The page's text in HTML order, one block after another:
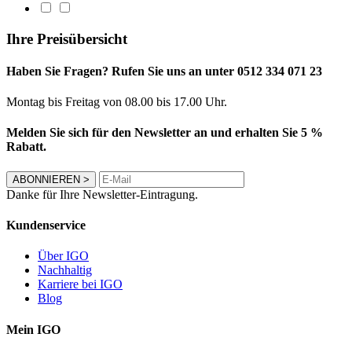
Ihre Preisübersicht
Haben Sie Fragen? Rufen Sie uns an unter 0512 334 071 23
Montag bis Freitag von 08.00 bis 17.00 Uhr.
Melden Sie sich für den Newsletter an und erhalten Sie 5 %
Rabatt.
ABONNIEREN >
Danke für Ihre Newsletter-Eintragung.
Kundenservice
Über IGO
Nachhaltig
Karriere bei IGO
Blog
Mein IGO